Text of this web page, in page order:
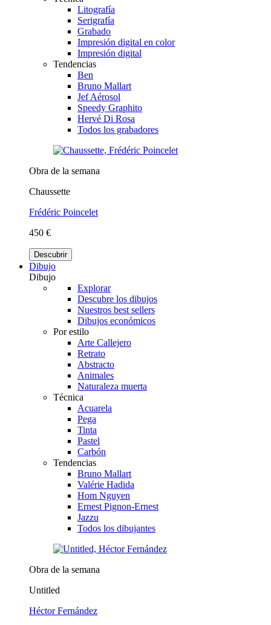
Litografía
Serigrafía
Grabado
Impresión digital en color
Impresión digital
Tendencias
Ben
Bruno Mallart
Jef Aérosol
Speedy Graphito
Hervé Di Rosa
Todos los grabadores
Obra de la semana
Chaussette
Frédéric Poincelet
450 €
Descubrir
Dibujo
Dibujo
Explorar
Descubre los dibujos
Nuestros best sellers
Dibujos económicos
Por estilo
Arte Callejero
Retrato
Abstracto
Animales
Naturaleza muerta
Técnica
Acuarela
Pega
Tinta
Pastel
Carbón
Tendencias
Bruno Mallart
Valérie Hadida
Hom Nguyen
Ernest Pignon-Ernest
Jazzu
Todos los dibujantes
Obra de la semana
Untitled
Héctor Fernández